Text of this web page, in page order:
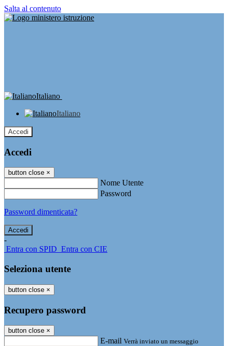
Salta al contenuto
Italiano
Italiano
Accedi
Accedi
button close ×
Nome Utente
Password
Password dimenticata?
-
Entra con SPID Entra con CIE
Seleziona utente
button close ×
Recupero password
button close ×
E-mail Verrà inviato un messaggio